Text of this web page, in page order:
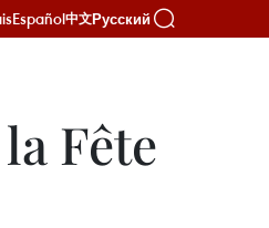
Español中文Русский
Fête